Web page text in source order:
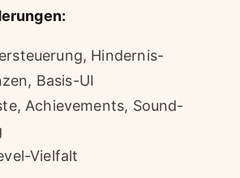
Hindernis-
Basis-UI
Achievements, Sound-
Vielfalt